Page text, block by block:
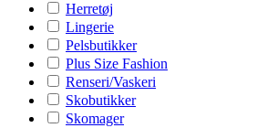
Herretøj
Lingerie
Pelsbutikker
Plus Size Fashion
Renseri/Vaskeri
Skobutikker
Skomager